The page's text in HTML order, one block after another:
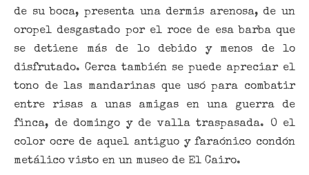
de su boca, presenta una dermis arenosa, de un
oropel desgastado por el roce de esa barba que
se detiene más de lo debido y menos de lo
disfrutado. Cerca también se puede apreciar el
tono de las mandarinas que usó para combatir
entre risas a unas amigas en una guerra de
finca, de domingo y de valla traspasada. O el
color ocre de aquel antiguo y faraónico condón
metálico visto en un museo de El Cairo.